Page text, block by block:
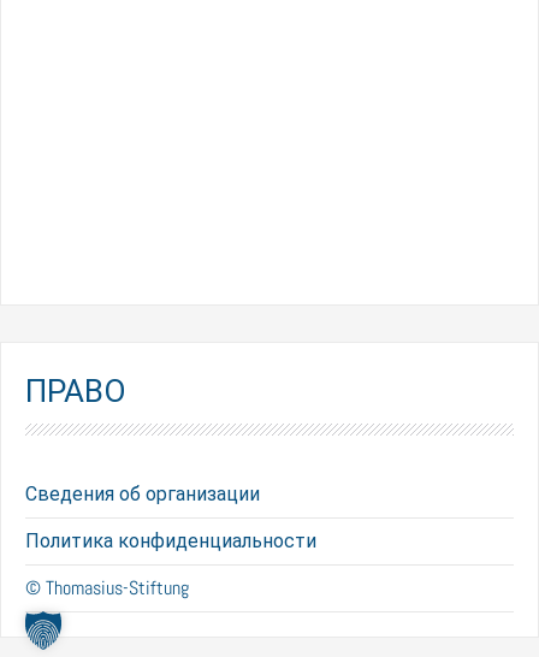
ПРАВО
Сведения об организации
Политика конфиденциальности
© Thomasius-Stiftung